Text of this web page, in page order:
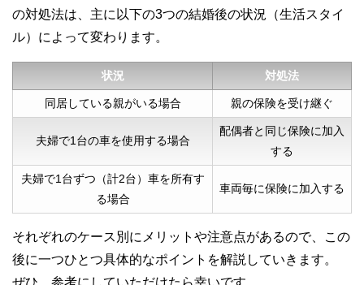
の対処法は、主に以下の3つの結婚後の状況（生活スタイ
ル）によって変わります。
状況 対処法
同居している親がいる場合 親の保険を受け継ぐ
夫婦で1台の車を使用する場合
配偶者と同じ保険に加入
する
夫婦で1台ずつ（計2台）車を所有す
る場合
車両毎に保険に加入する
それぞれのケース別にメリットや注意点があるので、この
後に一つひとつ具体的なポイントを解説していきます。